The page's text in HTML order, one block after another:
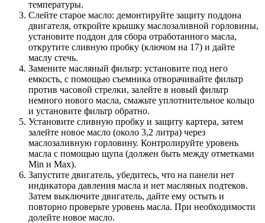
температуры.
Слейте старое масло: демонтируйте защиту поддона
двигателя, откройте крышку маслозаливной горловины,
установите поддон для сбора отработанного масла,
открутите сливную пробку (ключом на 17) и дайте
маслу стечь.
Замените масляный фильтр: установите под него
емкость, с помощью съемника отворачивайте фильтр
против часовой стрелки, залейте в новый фильтр
немного нового масла, смажьте уплотнительное кольцо
и установите фильтр обратно.
Установите сливную пробку и защиту картера, затем
залейте новое масло (около 3,2 литра) через
маслозаливную горловину. Контролируйте уровень
масла с помощью щупа (должен быть между отметками
Min и Max).
Запустите двигатель, убедитесь, что на панели нет
индикатора давления масла и нет масляных подтеков.
Затем выключите двигатель, дайте ему остыть и
повторно проверьте уровень масла. При необходимости
долейте новое масло.